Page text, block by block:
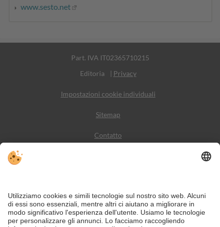
www.sesto.net
Part. IVA IT02365710215
Editoria
| Privacy
Impostazioni cookie individuali
Sitemap
Contatto
VIVODolomiti è il portale di viaggio per una vacanza in